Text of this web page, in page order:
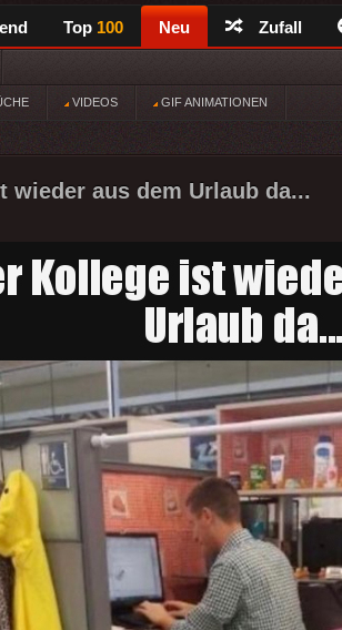
Top 100 Neu Zufall
VIDEOS GIF ANIMATIONEN
wieder aus dem Urlaub da...